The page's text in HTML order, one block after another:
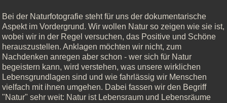
Bei der Naturfotografie steht für uns der dokumentarische
Aspekt im Vordergrund. Wir wollen Natur so zeigen wie sie ist,
wobei wir in der Regel versuchen, das Positive und Schöne
herauszustellen. Anklagen möchten wir nicht, zum
Nachdenken anregen aber schon - wer sich für Natur
begeistern kann, wird verstehen, was unsere wirklichen
Lebensgrundlagen sind und wie fahrlässig wir Menschen
vielfach mit ihnen umgehen. Dabei fassen wir den Begriff
"Natur" sehr weit: Natur ist Lebensraum und Lebensräume